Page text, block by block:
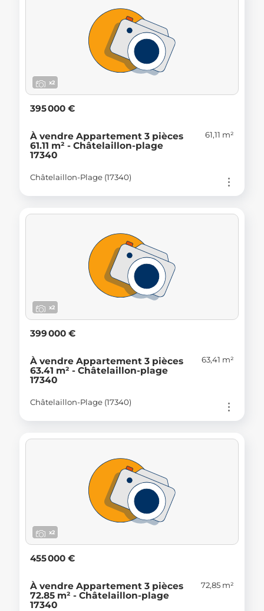
x2
395 000 €
À vendre Appartement 3 pièces
61.11 m² - Châtelaillon-plage
17340
61,11 m²
Châtelaillon-Plage (17340)
x2
399 000 €
À vendre Appartement 3 pièces
63.41 m² - Châtelaillon-plage
17340
63,41 m²
Châtelaillon-Plage (17340)
x2
455 000 €
À vendre Appartement 3 pièces
72.85 m² - Châtelaillon-plage
17340
72,85 m²